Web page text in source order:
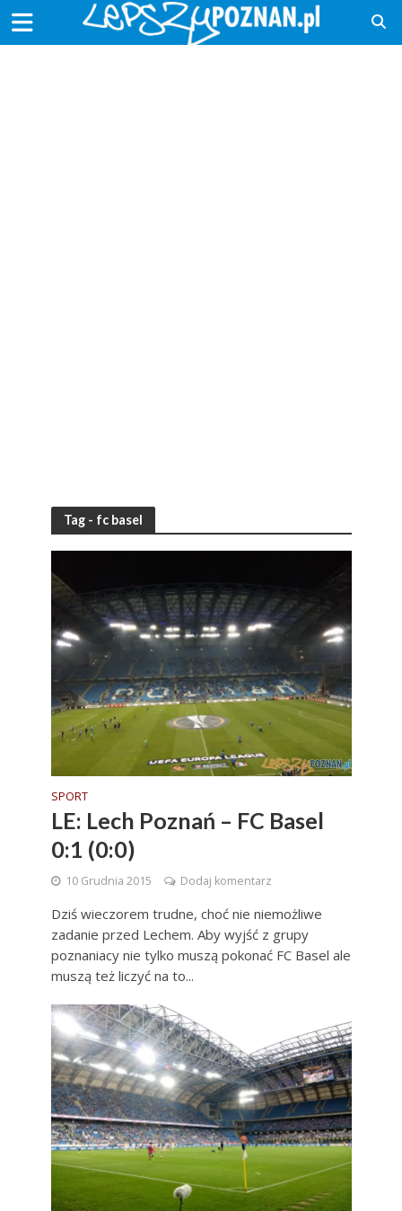
Tag - fc basel
SPORT
LE: Lech Poznań – FC Basel
0:1 (0:0)
10 Grudnia 2015 Dodaj komentarz
Dziś wieczorem trudne, choć nie niemożliwe
zadanie przed Lechem. Aby wyjść z grupy
poznaniacy nie tylko muszą pokonać FC Basel ale
muszą też liczyć na to...